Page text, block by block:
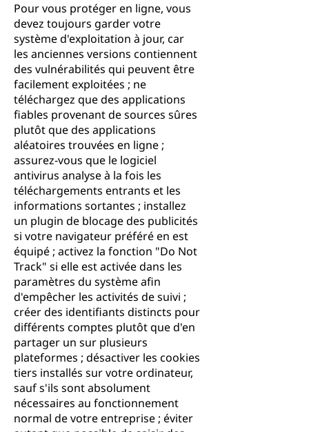
Pour vous protéger en ligne, vous
devez toujours garder votre
système d'exploitation à jour, car
les anciennes versions contiennent
des vulnérabilités qui peuvent être
facilement exploitées ; ne
téléchargez que des applications
fiables provenant de sources sûres
plutôt que des applications
aléatoires trouvées en ligne ;
assurez-vous que le logiciel
antivirus analyse à la fois les
téléchargements entrants et les
informations sortantes ; installez
un plugin de blocage des publicités
si votre navigateur préféré en est
équipé ; activez la fonction "Do Not
Track" si elle est activée dans les
paramètres du système afin
d'empêcher les activités de suivi ;
créer des identifiants distincts pour
différents comptes plutôt que d'en
partager un sur plusieurs
plateformes ; désactiver les cookies
tiers installés sur votre ordinateur,
sauf s'ils sont absolument
nécessaires au fonctionnement
normal de votre entreprise ; éviter